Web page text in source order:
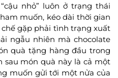
nhỏ” luôn ở trạng thái
muốn, kéo dài thời gian
gặp phải tình trạng xuất
ngẫu nhiên mà chocolate
quà tặng hàng đầu trong
sau món quà này là cả một
muốn gửi tới một nửa của